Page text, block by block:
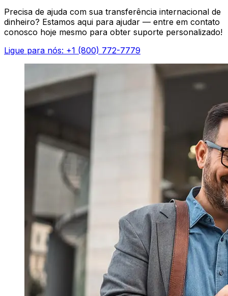
Precisa de ajuda com sua transferência internacional de
dinheiro? Estamos aqui para ajudar — entre em contato
conosco hoje mesmo para obter suporte personalizado!
Ligue para nós: +1 (800) 772-7779